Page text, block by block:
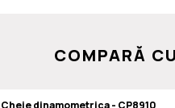
COMPARĂ